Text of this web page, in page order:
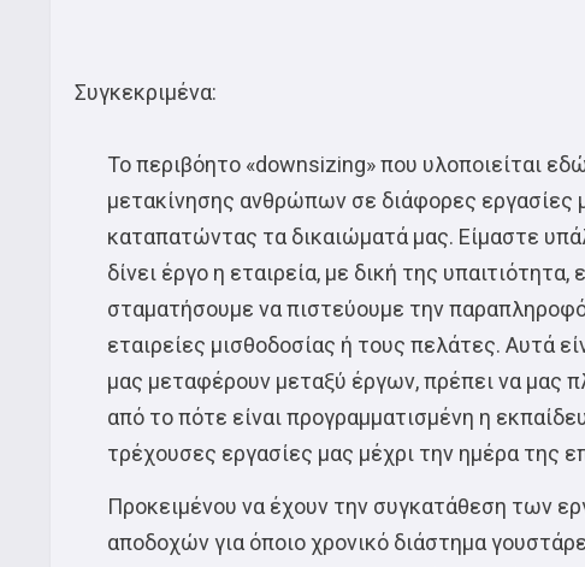
Συγκεκριμένα:
Το περιβόητο «downsizing» που υλοποιείται
μετακίνησης ανθρώπων σε διάφορες εργασίες
καταπατώντας τα δικαιώματά μας. Είμαστε
δίνει έργο η εταιρεία, με δική της
σταματήσουμε να πιστεύουμε την
εταιρείες μισθοδοσίας ή τους πελάτες. Αυτά
μας μεταφέρουν μεταξύ έργων, πρέπει να μας
από το πότε είναι προγραμματισμένη η
τρέχουσες εργασίες μας μέχρι την ημέρα της
Προκειμένου να έχουν την συγκατάθεση των
αποδοχών για όποιο χρονικό διάστημα